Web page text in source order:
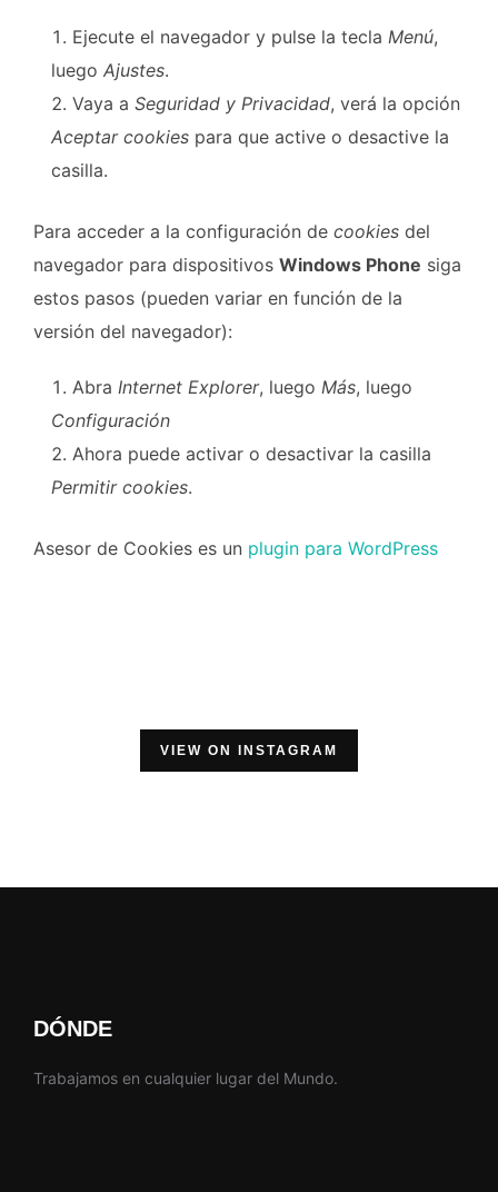
Ejecute el navegador y pulse la tecla Menú,
luego Ajustes.
Vaya a Seguridad y Privacidad, verá la opción
Aceptar cookies para que active o desactive la
casilla.
Para acceder a la configuración de cookies del
navegador para dispositivos Windows Phone siga
estos pasos (pueden variar en función de la
versión del navegador):
Abra Internet Explorer, luego Más, luego
Configuración
Ahora puede activar o desactivar la casilla
Permitir cookies.
Asesor de Cookies es un plugin para WordPress
VIEW ON INSTAGRAM
DÓNDE
Trabajamos en cualquier lugar del Mundo.